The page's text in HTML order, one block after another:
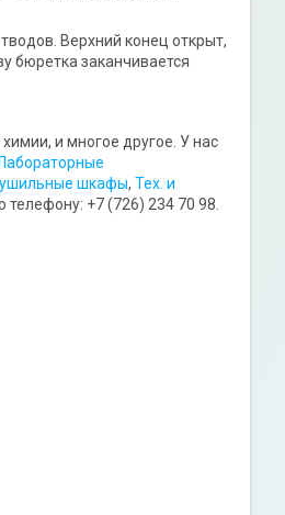
Верхний конец открыт,
бюретка заканчивается
и многое другое. У нас
шкафы, Тех. и
телефону: +7 (726) 234 70 98.